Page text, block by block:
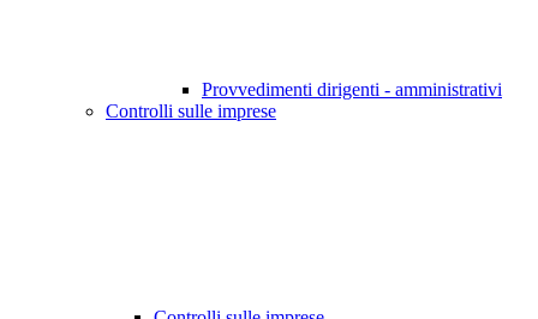
Provvedimenti dirigenti - amministrativi
Controlli sulle imprese